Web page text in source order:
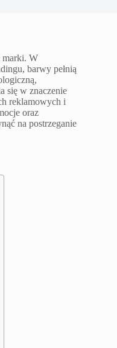
marki. W
barwy pełnią
się w znaczenie
reklamowych i
oraz
na postrzeganie